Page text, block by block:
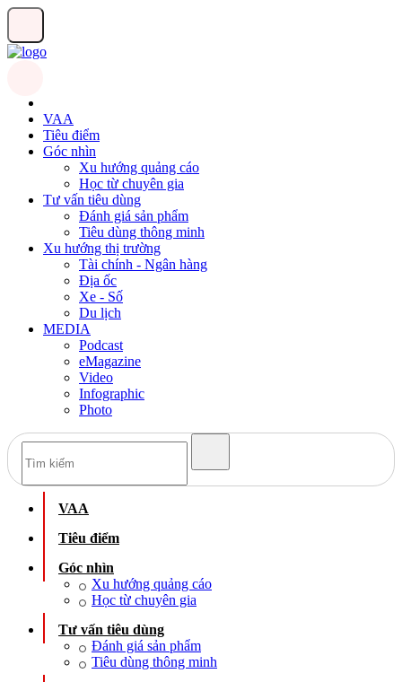
VAA
Tiêu điểm
Góc nhìn
Xu hướng quảng cáo
Học từ chuyên gia
Tư vấn tiêu dùng
Đánh giá sản phẩm
Tiêu dùng thông minh
Xu hướng thị trường
Tài chính - Ngân hàng
Địa ốc
Xe - Số
Du lịch
MEDIA
Podcast
eMagazine
Video
Infographic
Photo
VAA
Tiêu điểm
Góc nhìn
Xu hướng quảng cáo
Học từ chuyên gia
Tư vấn tiêu dùng
Đánh giá sản phẩm
Tiêu dùng thông minh